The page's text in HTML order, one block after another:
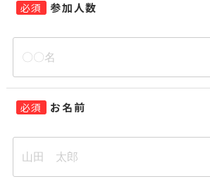
必須 参加人数
必須 お名前